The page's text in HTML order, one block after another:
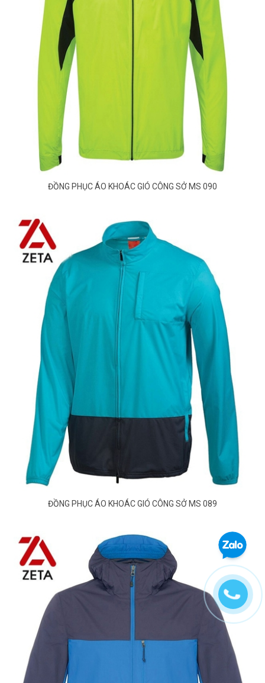
ĐỒNG PHỤC ÁO KHOÁC GIÓ CÔNG SỞ MS 090
ĐỒNG PHỤC ÁO KHOÁC GIÓ CÔNG SỞ MS 089